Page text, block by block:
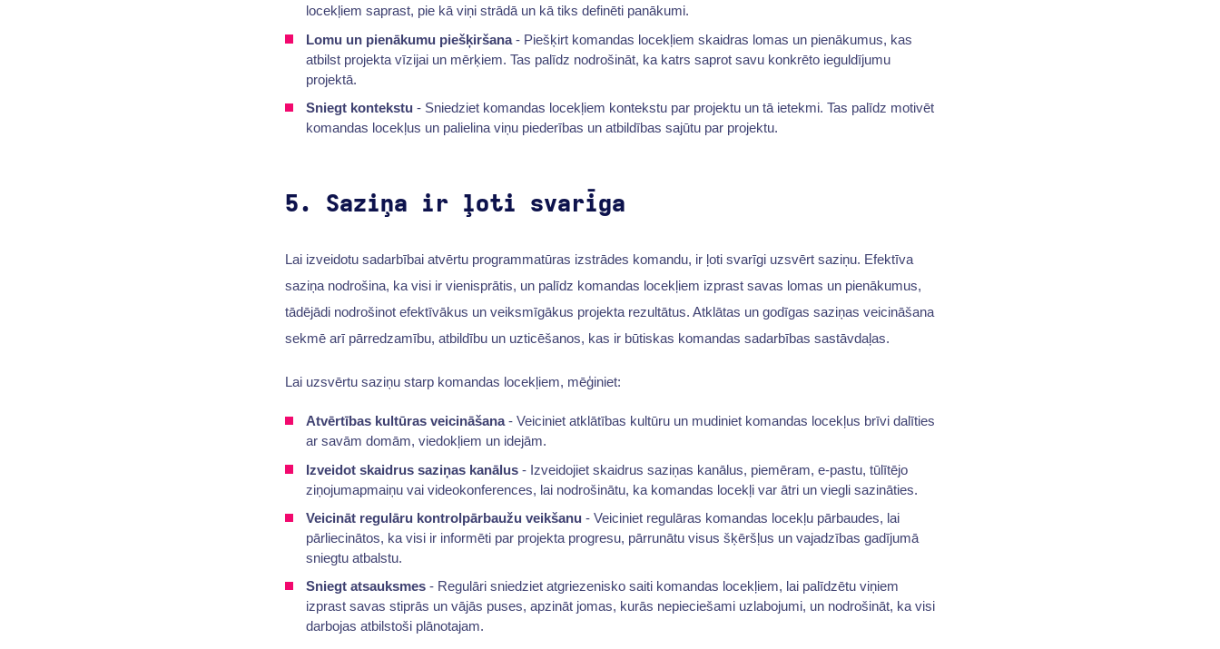
locekļiem saprast, pie kā viņi strādā un kā tiks definēti panākumi.
Lomu un pienākumu piešķiršana- Piešķirt komandas locekļiem skaidras lomas un pienākumus, kas
atbilst projekta vīzijai un mērķiem. Tas palīdz nodrošināt, ka katrs saprot savu konkrēto ieguldījumu
projektā.
Sniegt kontekstu - Sniedziet komandas locekļiem kontekstu par projektu un tā ietekmi. Tas palīdz motivēt
komandas locekļus un palielina viņu piederības un atbildības sajūtu par projektu.
5. Saziņa ir ļoti svarīga
Lai izveidotu sadarbībai atvērtu programmatūras izstrādes komandu, ir ļoti svarīgi uzsvērt saziņu. Efektīva
saziņa nodrošina, ka visi ir vienisprātis, un palīdz komandas locekļiem izprast savas lomas un pienākumus,
tādējādi nodrošinot efektīvākus un veiksmīgākus projekta rezultātus. Atklātas un godīgas saziņas veicināšana
sekmē arī pārredzamību, atbildību un uzticēšanos, kas ir būtiskas komandas sadarbības sastāvdaļas.
Lai uzsvērtu saziņu starp komandas locekļiem, mēģiniet:
Atvērtības kultūras veicināšana- Veiciniet atklātības kultūru un mudiniet komandas locekļus brīvi dalīties
ar savām domām, viedokļiem un idejām.
Izveidot skaidrus saziņas kanālus- Izveidojiet skaidrus saziņas kanālus, piemēram, e-pastu, tūlītējo
ziņojumapmaiņu vai videokonferences, lai nodrošinātu, ka komandas locekļi var ātri un viegli sazināties.
Veicināt regulāru kontrolpārbaužu veikšanu - Veiciniet regulāras komandas locekļu pārbaudes, lai
pārliecinātos, ka visi ir informēti par projekta progresu, pārrunātu visus šķēršļus un vajadzības gadījumā
sniegtu atbalstu.
Sniegt atsauksmes- Regulāri sniedziet atgriezenisko saiti komandas locekļiem, lai palīdzētu viņiem
izprast savas stiprās un vājās puses, apzināt jomas, kurās nepieciešami uzlabojumi, un nodrošināt, ka visi
darbojas atbilstoši plānotajam.